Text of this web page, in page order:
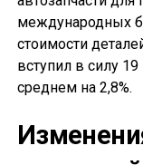
международных
стоимости
вступил в силу
среднем на 2,8%.